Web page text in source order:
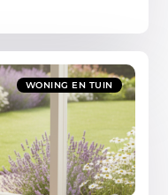
WONING EN TUIN